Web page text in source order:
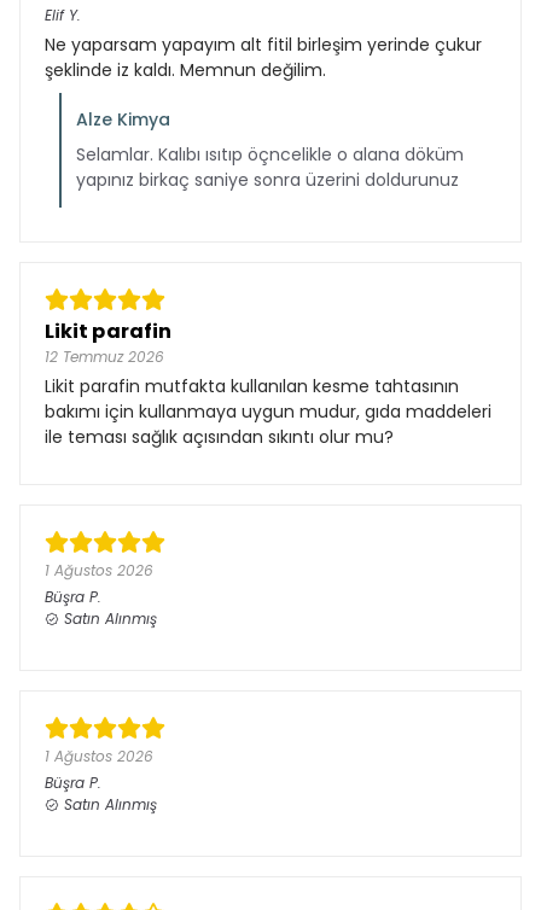
Elif Y.
Ne yaparsam yapayım alt fitil birleşim yerinde çukur
şeklinde iz kaldı. Memnun değilim.
Alze Kimya
Selamlar. Kalıbı ısıtıp öçncelikle o alana döküm
yapınız birkaç saniye sonra üzerini doldurunuz
Likit parafin
12 Temmuz 2026
Likit parafin mutfakta kullanılan kesme tahtasının
bakımı için kullanmaya uygun mudur, gıda maddeleri
ile teması sağlık açısından sıkıntı olur mu?
1 Ağustos 2026
Büşra P.
Satın Alınmış
1 Ağustos 2026
Büşra P.
Satın Alınmış